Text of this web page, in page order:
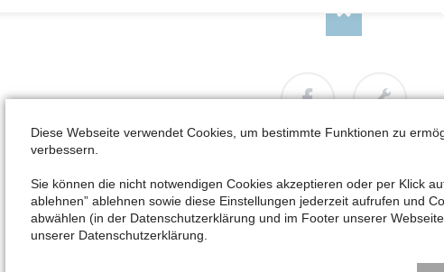
Kunstpfad Latumer See – „Große
Kooperationen + Kulturvereine
Alter
Mitglied
Facebook
Cookie
ÜBERSPRINGEN
HOME DER MKK VERANSTALTUNGEN
Impressum|Datenschutzerklärung| © Copyright 2026
Diese Webseite verwendet Cookies, um bestimmte Funktionen zu
verbessern.
Sie können die nicht notwendigen Cookies akzeptieren oder per Klick
ablehnen” ablehnen sowie diese Einstellungen jederzeit aufrufen und
abwählen (in der Datenschutzerklärung und im Footer unserer
unserer Datenschutzerklärung.